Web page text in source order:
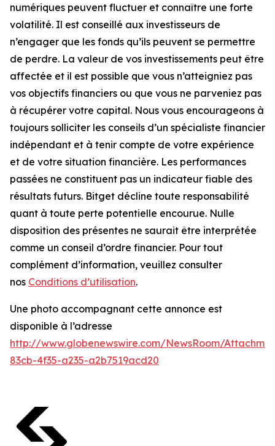
numériques peuvent fluctuer et connaître une forte
volatilité. Il est conseillé aux investisseurs de
n’engager que les fonds qu’ils peuvent se permettre
de perdre. La valeur de vos investissements peut être
affectée et il est possible que vous n’atteigniez pas
vos objectifs financiers ou que vous ne parveniez pas
à récupérer votre capital. Nous vous encourageons à
toujours solliciter les conseils d’un spécialiste financier
indépendant et à tenir compte de votre expérience
et de votre situation financière. Les performances
passées ne constituent pas un indicateur fiable des
résultats futurs. Bitget décline toute responsabilité
quant à toute perte potentielle encourue. Nulle
disposition des présentes ne saurait être interprétée
comme un conseil d’ordre financier. Pour tout
complément d’information, veuillez consulter
nos Conditions d’utilisation.
Une photo accompagnant cette annonce est
disponible à l’adresse
http://www.globenewswire.com/NewsRoom/
83cb-4f35-a235-a2b7519acd20